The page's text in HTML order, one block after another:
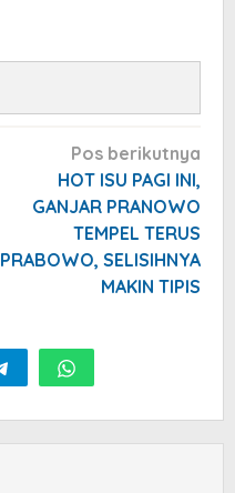
Pos berikutnya
HOT ISU PAGI INI,
GANJAR PRANOWO
TEMPEL TERUS
PRABOWO, SELISIHNYA
MAKIN TIPIS